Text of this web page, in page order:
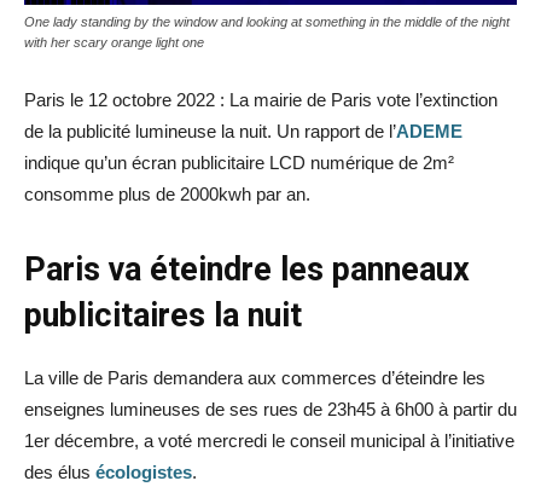
One lady standing by the window and looking at something in the middle of the night
with her scary orange light one
Paris le 12 octobre 2022 : La mairie de Paris vote l’extinction
de la publicité lumineuse la nuit. Un rapport de l’ADEME
indique qu’un écran publicitaire LCD numérique de 2m²
consomme plus de 2000kwh par an.
Paris va éteindre les panneaux
publicitaires la nuit
La ville de Paris demandera aux commerces d’éteindre les
enseignes lumineuses de ses rues de 23h45 à 6h00 à partir du
1er décembre, a voté mercredi le conseil municipal à l’initiative
des élus écologistes.